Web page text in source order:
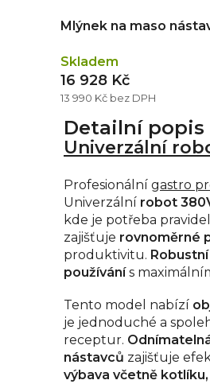
Mlýnek na maso
Skladem
13 990 Kč bez DPH
16 928 Kč
Detailní
Univerzální
Profesionální gastro
Univerzální robot
kde je potřeba
zajišťuje rovnoměrné
produktivitu.
používánís
Tento model nabízí
je jednoduché a
receptur.
nástavců zajišťuje
výbava včetně